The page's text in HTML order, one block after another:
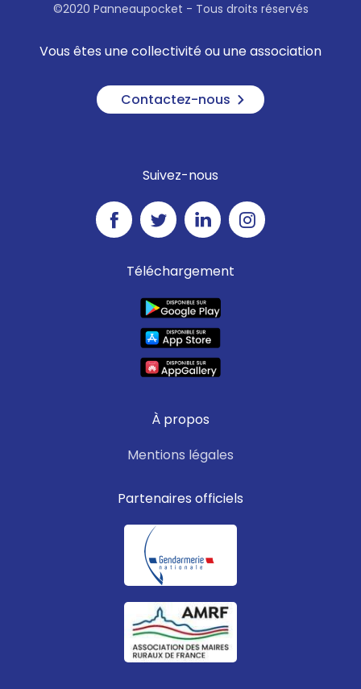
©2020 Panneaupocket - Tous droits réservés
Vous êtes une collectivité ou une association
Contactez-nous
Suivez-nous
Téléchargement
À propos
Mentions légales
Partenaires officiels